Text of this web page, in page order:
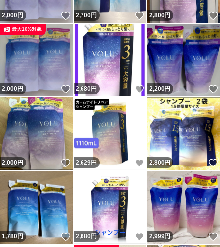
2,000円 いいね！
2,700円 いいね！
2,800円
2,000円 いいね！
最大10%対象
2,680円 いいね！
2,200円
2,000円 いいね！
2,629円 いいね！
2,800円
1,780円 いいね！
2,680 円 いいね！
2,999円